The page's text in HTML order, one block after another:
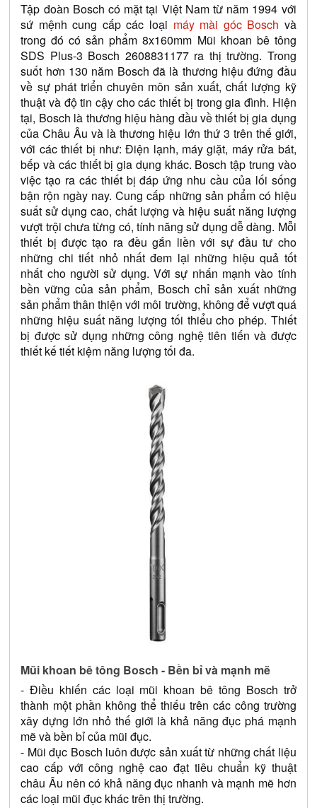
Tập đoàn Bosch có mặt tại Việt Nam từ năm 1994 với
sứ mệnh cung cấp các loại máy mài góc Bosch và
trong đó có sản phẩm 8x160mm Mũi khoan bê tông
SDS Plus-3 Bosch 2608831177 ra thị trường. Trong
suốt hơn 130 năm Bosch đã là thương hiệu đứng đầu
về sự phát triển chuyên môn sản xuất, chất lượng kỹ
thuật và độ tin cậy cho các thiết bị trong gia đình. Hiện
tại, Bosch là thương hiệu hàng đầu về thiết bị gia dụng
của Châu Âu và là thương hiệu lớn thứ 3 trên thế giới,
với các thiết bị như: Điện lạnh, máy giặt, máy rửa bát,
bếp và các thiết bị gia dụng khác. Bosch tập trung vào
việc tạo ra các thiết bị đáp ứng nhu cầu của lối sống
bận rộn ngày nay. Cung cấp những sản phẩm có hiệu
suất sử dụng cao, chất lượng và hiệu suất năng lượng
vượt trội chưa từng có, tính năng sử dụng dễ dàng. Mỗi
thiết bị được tạo ra đều gắn liền với sự đầu tư cho
những chi tiết nhỏ nhất đem lại những hiệu quả tốt
nhất cho người sử dụng. Với sự nhấn mạnh vào tính
bền vững của sản phẩm, Bosch chỉ sản xuất những
sản phẩm thân thiện với môi trường, không để vượt quá
những hiệu suất năng lượng tối thiểu cho phép. Thiết
bị được sử dụng những công nghệ tiên tiến và được
thiết kế tiết kiệm năng lượng tối đa.
Mũi khoan bê tông Bosch - Bền bỉ và mạnh mẽ
- Điều khiến các loại mũi khoan bê tông Bosch trở
thành một phần không thể thiếu trên các công trường
xây dựng lớn nhỏ thế giới là khả năng đục phá mạnh
mẽ và bền bỉ của mũi đục.
- Mũi đục Bosch luôn được sản xuất từ những chất liệu
cao cấp với công nghệ cao đạt tiêu chuẩn kỹ thuật
châu Âu nên có khả năng đục nhanh và mạnh mẽ hơn
các loại mũi đục khác trên thị trường.